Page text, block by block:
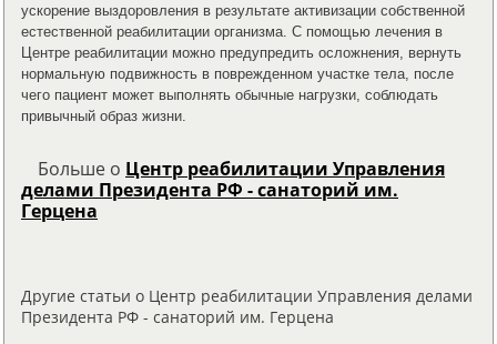
ускорение выздоровления в результате активизации собственной
естественной реабилитации организма. С помощью лечения в
Центре реабилитации можно предупредить осложнения, вернуть
нормальную подвижность в поврежденном участке тела, после
чего пациент может выполнять обычные нагрузки, соблюдать
привычный образ жизни.
Больше о Центр реабилитации Управления
делами Президента РФ - санаторий им.
Герцена
Другие статьи о Центр реабилитации Управления делами
Президента РФ - санаторий им. Герцена